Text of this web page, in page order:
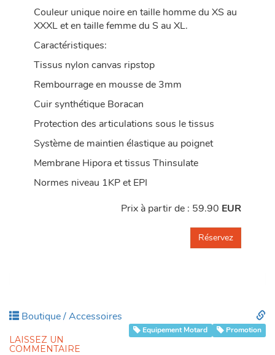
Couleur unique noire en taille homme du XS au
XXXL et en taille femme du S au XL.
Caractéristiques:
Tissus nylon canvas ripstop
Rembourrage en mousse de 3mm
Cuir synthétique Boracan
Protection des articulations sous le tissus
Système de maintien élastique au poignet
Membrane Hipora et tissus Thinsulate
Normes niveau 1KP et EPI
Prix à partir de : 59.90 EUR
Réservez
Boutique / Accessoires
Equipement Motard Promotion
LAISSEZ UN
COMMENTAIRE